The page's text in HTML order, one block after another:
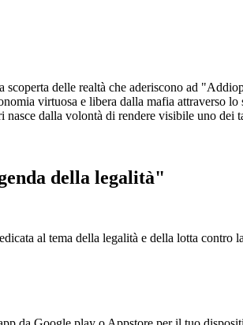
delle realtà che aderiscono ad
virtuosa e libera dalla mafia attraverso
dalla volontà di rendere visibile uno
della legalità"
al tema della legalità e della lotta